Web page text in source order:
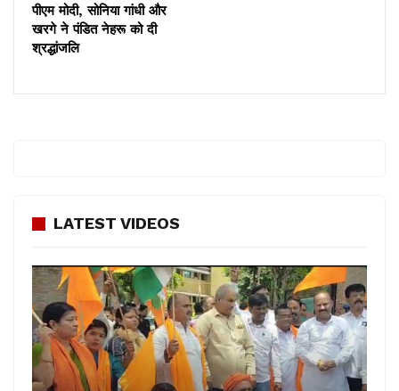
पीएम मोदी, सोनिया गांधी और
खरगे ने पंडित नेहरू को दी
श्रद्धांजलि
LATEST VIDEOS